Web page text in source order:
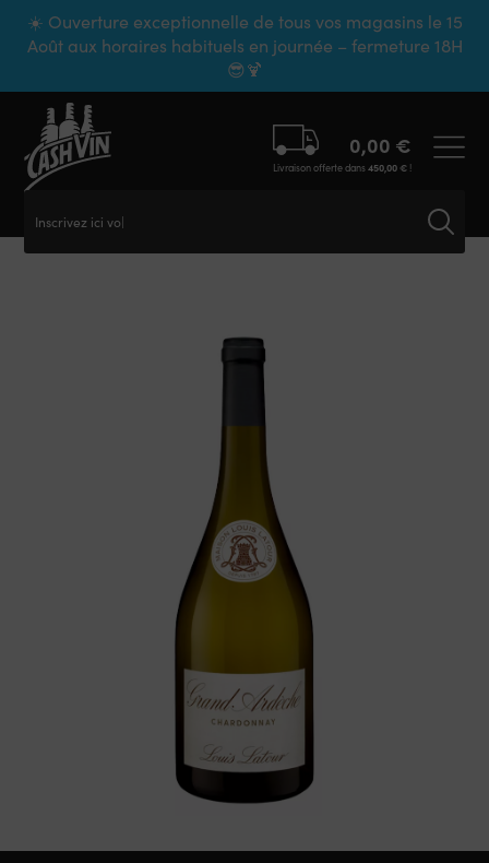
☀️ Ouverture exceptionnelle de tous vos magasins le 15
Août aux horaires habituels en journée – fermeture 18H
😎🍹
Inscrivez ici votr
0,00 €
Livraison offerte dans450,00 €!
Panneau de gestion des cookies